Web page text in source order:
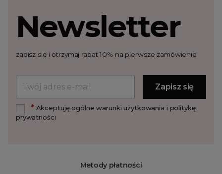
Metody płatności
Newsletter
zapisz się i otrzymaj rabat 10% na pierwsze zamówienie
*Akceptuję ogólne warunki użytkowania i politykę
prywatności